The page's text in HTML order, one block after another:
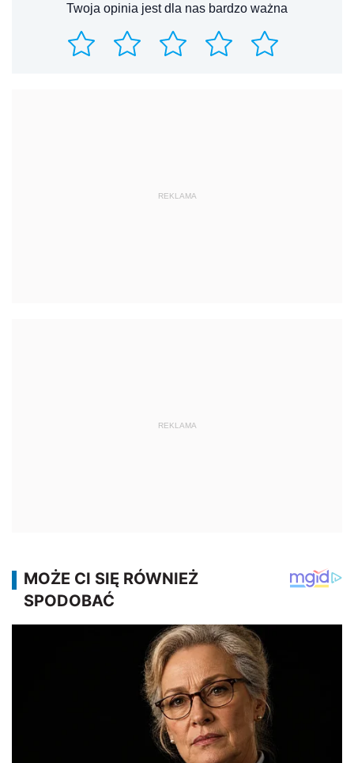
Twoja opinia jest dla nas bardzo ważna
REKLAMA
REKLAMA